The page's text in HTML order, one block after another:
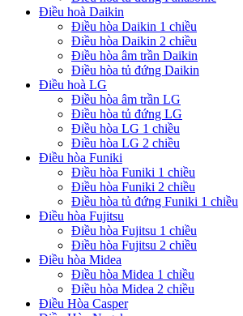
Điều hoà Daikin
Điều hòa Daikin 1 chiều
Điều hòa Daikin 2 chiều
Điều hòa âm trần Daikin
Điều hòa tủ đứng Daikin
Điều hoà LG
Điều hòa âm trần LG
Điều hòa tủ đứng LG
Điều hòa LG 1 chiều
Điều hòa LG 2 chiều
Điều hòa Funiki
Điều hòa Funiki 1 chiều
Điều hòa Funiki 2 chiều
Điều hòa tủ đứng Funiki 1 chiều
Điều hòa Fujitsu
Điều hòa Fujitsu 1 chiều
Điều hòa Fujitsu 2 chiều
Điều hòa Midea
Điều hòa Midea 1 chiều
Điều hòa Midea 2 chiều
Điều Hòa Casper